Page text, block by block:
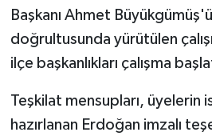
Başkanı Ahmet
doğrultusunda yürütülen
ilçe başkanlıkları çalışma
Teşkilat mensupları, üyelerin
hazırlanan Erdoğan imzalı